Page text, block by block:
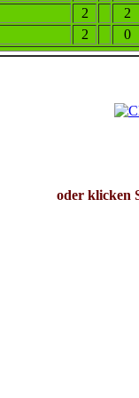
2 2
2 0
oder klicken